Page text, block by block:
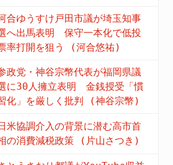
合ゆうすけ戸田市議が埼玉知事
へ出馬表明 保守一本化で低投
率打開を狙う (河合悠祐)
政党・神谷宗幣代表が福岡県議
に30人擁立表明 金銭授受「慣
化」を厳しく批判 (神谷宗幣)
米協調介入の背景に潜む高市首
の消費減税政策 (片山さつき)